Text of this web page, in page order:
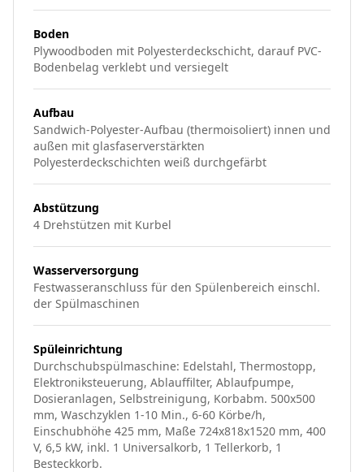
Boden
Plywoodboden mit Polyesterdeckschicht, darauf PVC-
Bodenbelag verklebt und versiegelt
Aufbau
Sandwich-Polyester-Aufbau (thermoisoliert) innen und
außen mit glasfaserverstärkten
Polyesterdeckschichten weiß durchgefärbt
Abstützung
4 Drehstützen mit Kurbel
Wasserversorgung
Festwasseranschluss für den Spülenbereich einschl.
der Spülmaschinen
Spüleinrichtung
Durchschubspülmaschine: Edelstahl, Thermostopp,
Elektroniksteuerung, Ablauffilter, Ablaufpumpe,
Dosieranlagen, Selbstreinigung, Korbabm. 500x500
mm, Waschzyklen 1-10 Min., 6-60 Körbe/h,
Einschubhöhe 425 mm, Maße 724x818x1520 mm, 400
V, 6,5 kW, inkl. 1 Universalkorb, 1 Tellerkorb, 1
Besteckkorb.